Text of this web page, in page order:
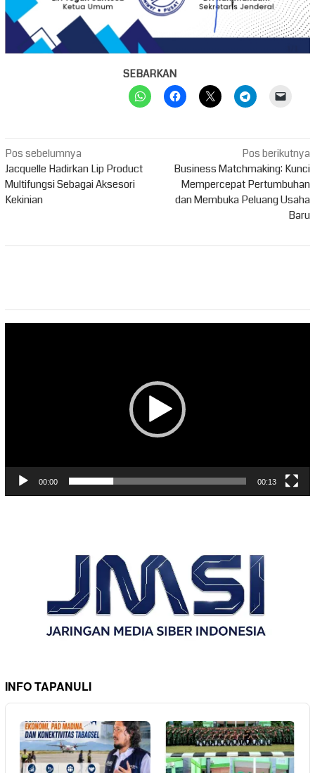
SEBARKAN
Navigasi
pos
Pos sebelumnya
Jacquelle Hadirkan Lip Product
Multifungsi Sebagai Aksesori
Kekinian
Pos berikutnya
Business Matchmaking: Kunci
Mempercepat Pertumbuhan
dan Membuka Peluang Usaha
Baru
00:00 00:13
INFO TAPANULI